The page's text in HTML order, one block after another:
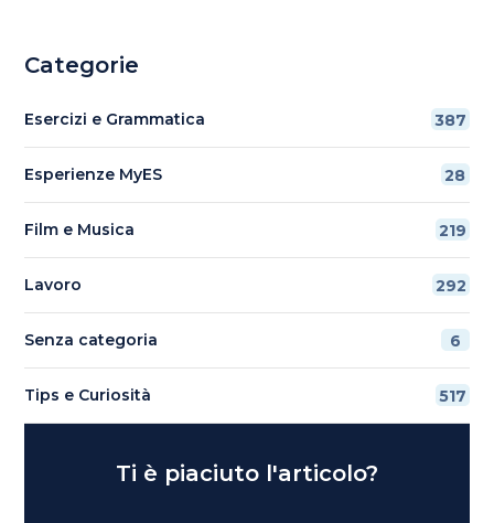
Categorie
Esercizi e Grammatica 387
Esperienze MyES 28
Film e Musica 219
Lavoro 292
Senza categoria 6
Tips e Curiosità 517
Ti è piaciuto l'articolo?